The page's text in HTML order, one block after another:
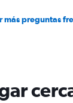
más preguntas